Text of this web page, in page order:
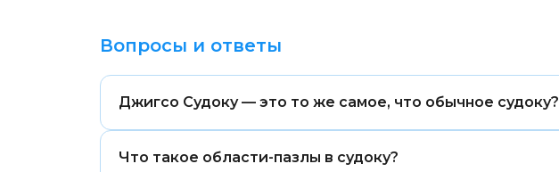
Вопросы и ответы
Джигсо Судоку — это то же самое, что обычное судоку?
неправильными областями в форме пазла.
Что такое области-пазлы в судоку?